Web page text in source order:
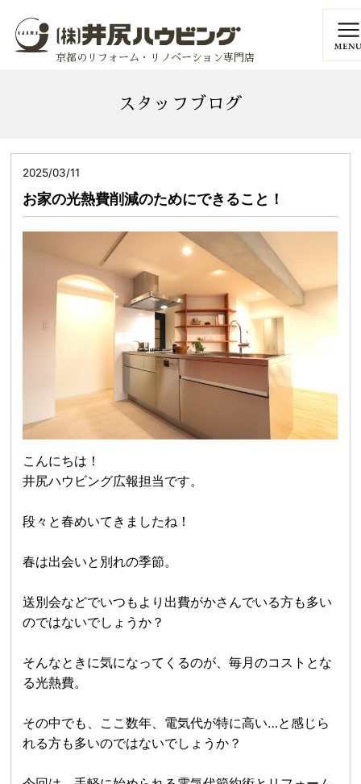
京都のリフォーム・リノベーション専門店
スタッフブログ
2025/03/11
お家の光熱費削減のためにできること！
こんにちは！
井尻ハウビング広報担当です。
段々と春めいてきましたね！
春は出会いと別れの季節。
送別会などでいつもより出費がかさんでいる方も多い
のではないでしょうか？
そんなときに気になってくるのが、毎月のコストとな
る光熱費。
その中でも、ここ数年、電気代が特に高い…と感じら
れる方も多いのではないでしょうか？